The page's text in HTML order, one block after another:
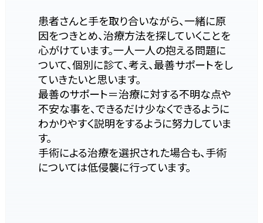
患者さんと手を取り合いながら、一緒に原
因をつきとめ、治療方法を探していくことを
心がけています。一人一人の抱える問題に
ついて、個別に診て、考え、最善サポートをし
ていきたいと思います。
最善のサポート＝治療に対する不明な点や
不安な事を、できるだけ少なくできるように
わかりやすく説明をするように努力していま
す。
手術による治療を選択された場合も、手術
については低侵襲に行っています。